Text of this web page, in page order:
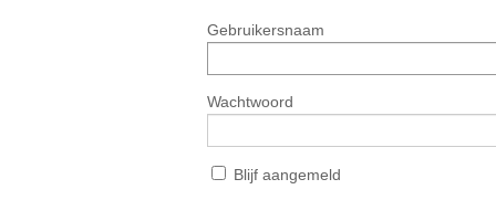
Gebruikersnaam
Wachtwoord
Blijf aangemeld